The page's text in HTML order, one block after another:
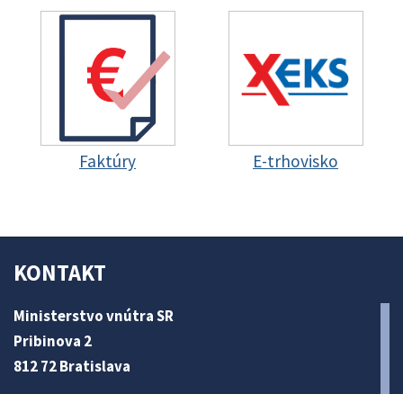
Faktúry E-trhovisko
KONTAKT
Ministerstvo vnútra SR
Pribinova 2
812 72 Bratislava